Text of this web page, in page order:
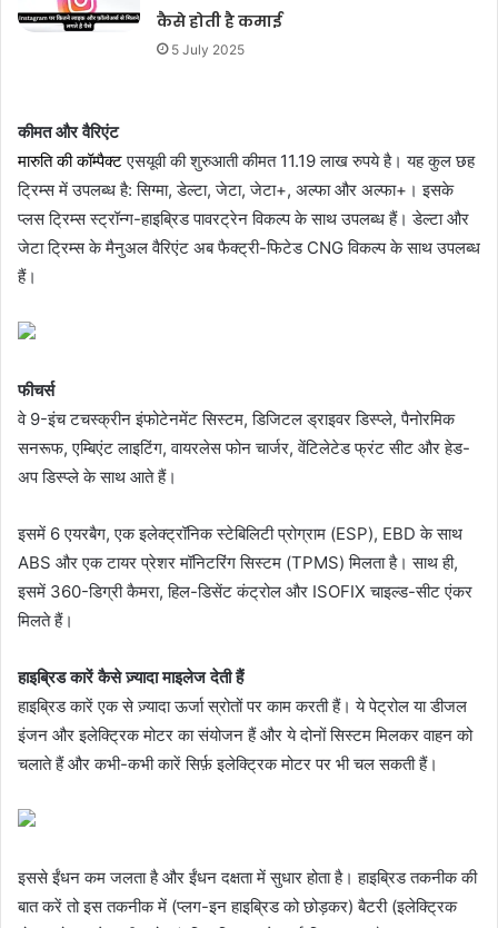
कैसे होती है कमाई
5 July 2025
कीमत और वैरिएंट
मारुति की कॉम्पैक्टएसयूवी की शुरुआती कीमत 11.19 लाख रुपये है। यह कुल छह
ट्रिम्स में उपलब्ध है: सिग्मा, डेल्टा, जेटा, जेटा+, अल्फा और अल्फा+। इसके
प्लस ट्रिम्स स्ट्रॉन्ग-हाइब्रिड पावरट्रेन विकल्प के साथ उपलब्ध हैं। डेल्टा और
जेटा ट्रिम्स के मैनुअल वैरिएंट अब फैक्ट्री-फिटेड CNG विकल्प के साथ उपलब्ध
हैं।
फीचर्स
वे 9-इंच टचस्क्रीन इंफोटेनमेंट सिस्टम, डिजिटल ड्राइवर डिस्प्ले, पैनोरमिक
सनरूफ, एम्बिएंट लाइटिंग, वायरलेस फोन चार्जर, वेंटिलेटेड फ्रंट सीट और हेड-
अप डिस्प्ले के साथ आते हैं।
इसमें 6 एयरबैग, एक इलेक्ट्रॉनिक स्टेबिलिटी प्रोग्राम (ESP), EBD के साथ
ABS और एक टायर प्रेशर मॉनिटरिंग सिस्टम (TPMS) मिलता है। साथ ही,
इसमें 360-डिग्री कैमरा, हिल-डिसेंट कंट्रोल और ISOFIX चाइल्ड-सीट एंकर
मिलते हैं।
हाइब्रिड कारें कैसे ज़्यादा माइलेज देती हैं
हाइब्रिड कारें एक से ज़्यादा ऊर्जा स्रोतों पर काम करती हैं। ये पेट्रोल या डीजल
इंजन और इलेक्ट्रिक मोटर का संयोजन हैं और ये दोनों सिस्टम मिलकर वाहन को
चलाते हैं और कभी-कभी कारें सिर्फ़ इलेक्ट्रिक मोटर पर भी चल सकती हैं।
इससे ईंधन कम जलता है और ईंधन दक्षता में सुधार होता है। हाइब्रिड तकनीक की
बात करें तो इस तकनीक में (प्लग-इन हाइब्रिड को छोड़कर) बैटरी (इलेक्ट्रिक